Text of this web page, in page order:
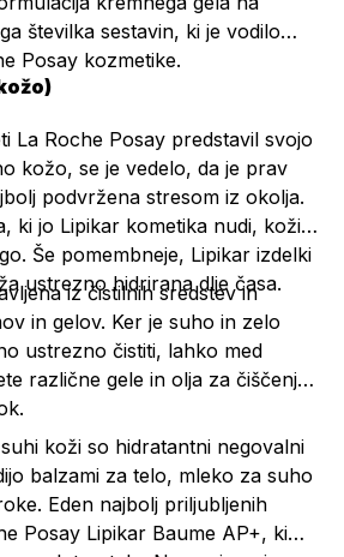
številka sestavin, ki je vodilo
Posay kozmetike.
La Roche Posay predstavil svojo
kožo, se je vedelo, da je prav
podvržena stresom iz okolja.
ki jo Lipikar kometika nudi, koži
Še pomembneje, Lipikar izdelki
ustrezno hidrirana dlje časa.
iz čistilnih sredstev in
in gelov. Ker je suho in zelo
ustrezno čistiti, lahko med
različne gele in olja za čiščenje
koži so hidratantni negovalni
balzami za telo, mleko za suho
Eden najbolj priljubljenih
Posay Lipikar Baume AP+, ki